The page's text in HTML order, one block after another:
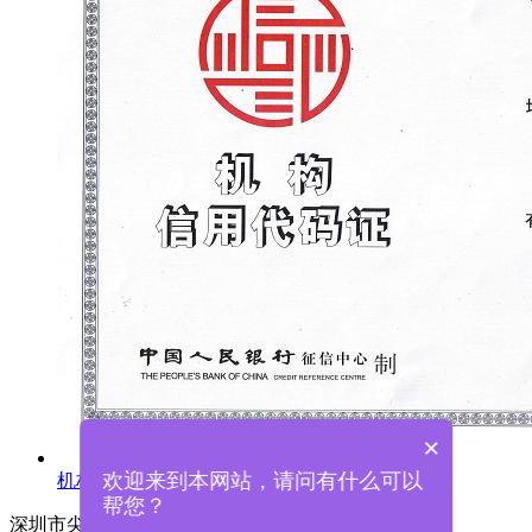
机构信用代码证
深圳市尖锋精密科技有限公司
×
欢迎来到本网站，请问有什么可以
帮您？